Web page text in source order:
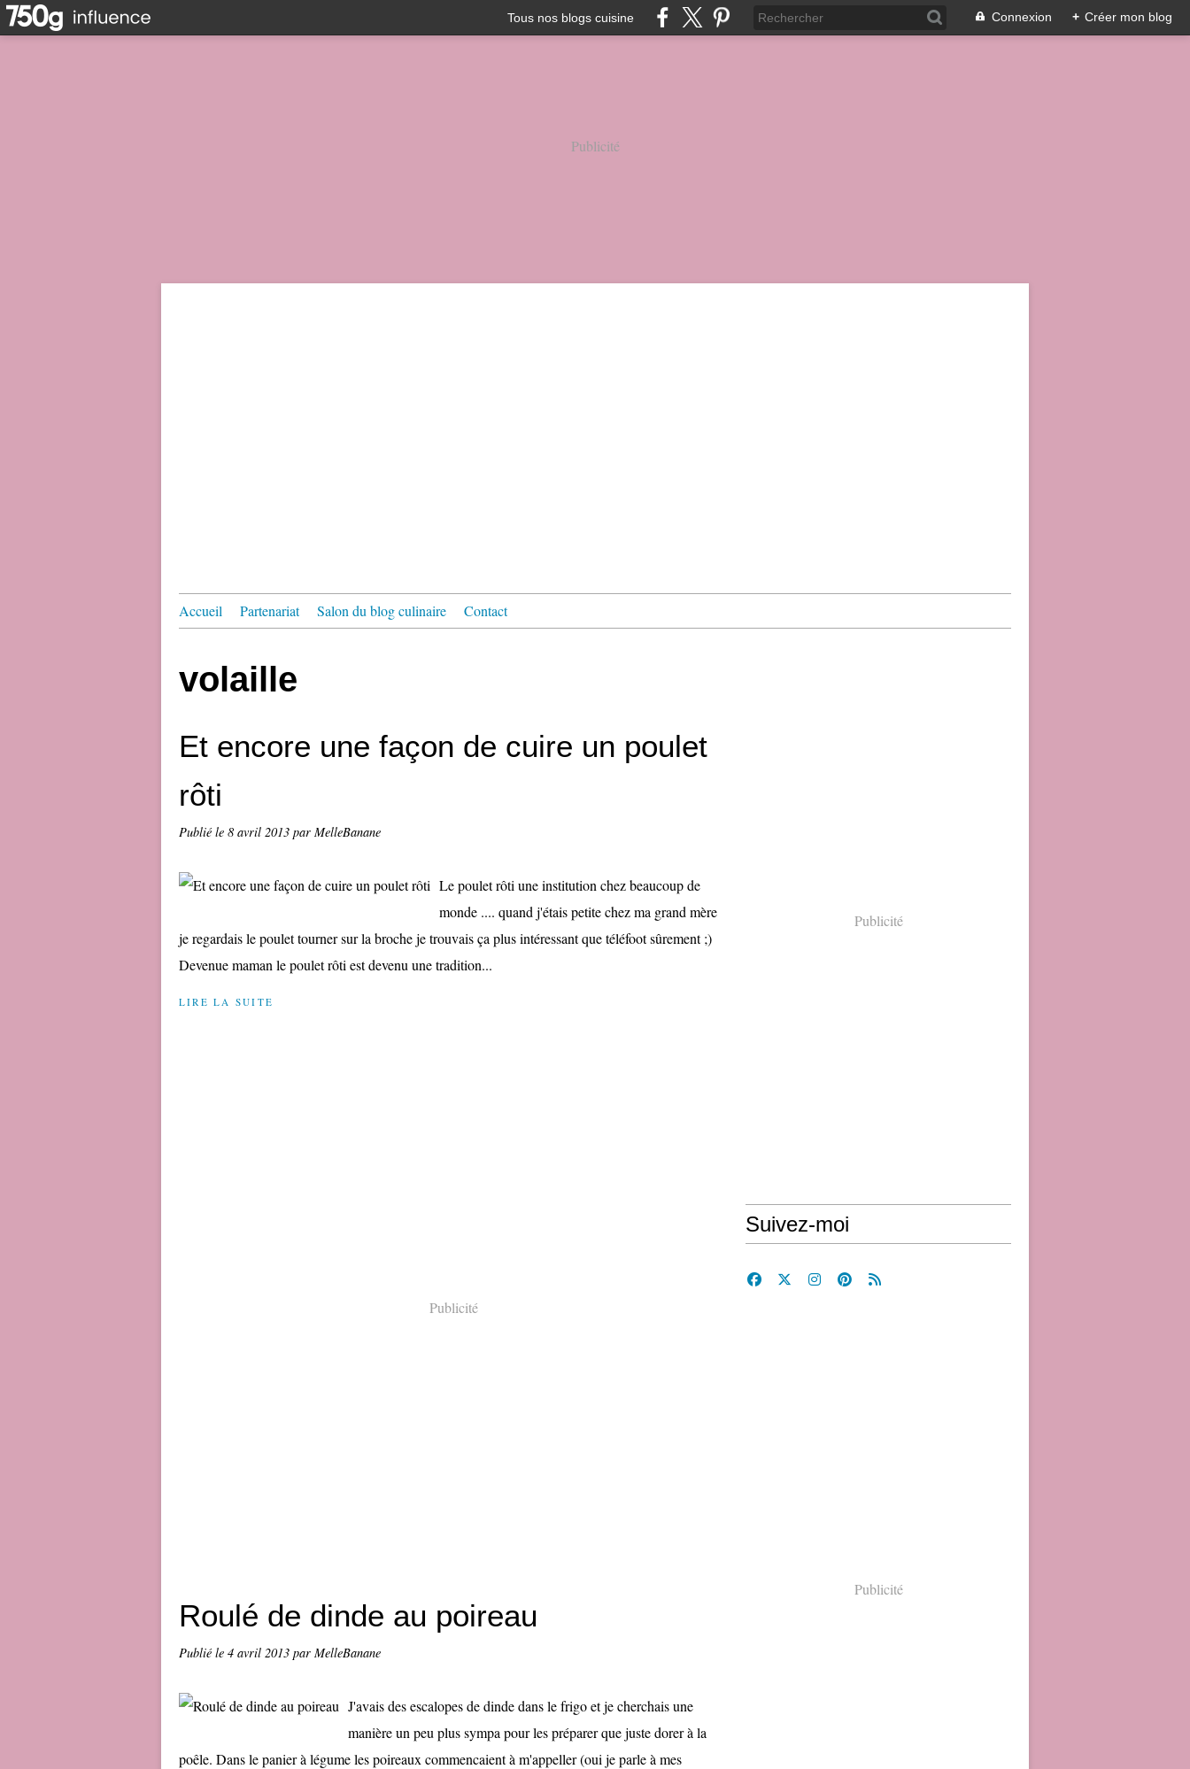
Tous nos blogs cuisine Connexion + Créer mon blog
Publicité
Accueil Partenariat Salon du blog culinaire Contact
volaille
Et encore une façon de cuire un poulet
rôti
Publié le 8 avril 2013 par MelleBanane
Le poulet rôti une institution chez beaucoup de
monde .... quand j'étais petite chez ma grand mère
je regardais le poulet tourner sur la broche je trouvais ça plus intéressant que téléfoot sûrement ;)
Devenue maman le poulet rôti est devenu une tradition...
LIRE LA SUITE
Publicité
Roulé de dinde au poireau
Publié le 4 avril 2013 par MelleBanane
J'avais des escalopes de dinde dans le frigo et je cherchais une
manière un peu plus sympa pour les préparer que juste dorer à la
poêle. Dans le panier à légume les poireaux commencaient à m'appeller (oui je parle à mes
Publicité
Suivez-moi
Publicité